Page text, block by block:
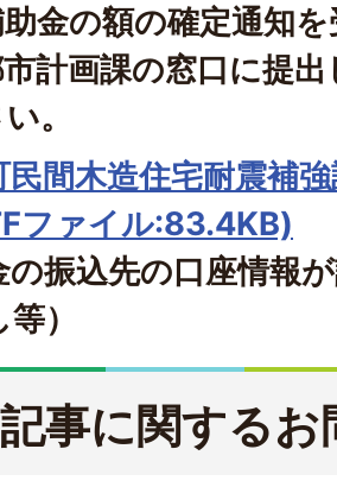
金の額の確定通知
計画課の窓口に提
。
民間木造住宅耐震補
ファイル:83.4KB)
の振込先の口座情報
）
事に関する